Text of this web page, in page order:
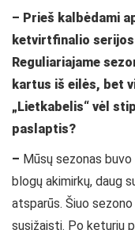
– Prieš kalbėdami
ketvirtfinalio serijos
Reguliariajame
kartus iš eilės, bet
„Lietkabelis“ vėl
paslaptis?
– Mūsų sezonas
blogų akimirkų, daug
atsparūs. Šiuo
susižaisti. Po keturių